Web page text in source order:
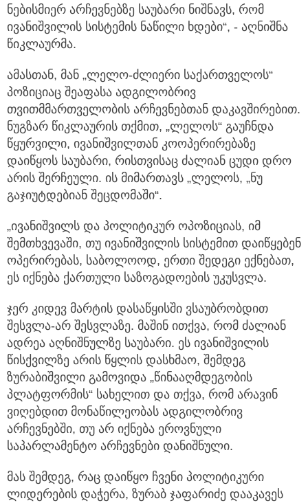
ნებისმიერ არჩევნებზე საუბარი ნიშნავს, რომ
ივანიშვილის სისტემის ნაწილი ხდები“, - აღნიშნა
წიკლაურმა.
ამასთან, მან „ლელო-ძლიერი საქართველოს“
პოზიციაც შეაფასა ადგილობრივ
თვითმმართველობის არჩევნებთან დაკავშირებით.
ნუგზარ წიკლაურის თქმით, „ლელოს“ გაუჩნდა
წყურვილი, ივანიშვილთან კოოპერირებაზე
დაიწყოს საუბარი, რისთვისაც ძალიან ცუდი დრო
არის შერჩეული. ის მიმართავს „ლელოს, „ნუ
გაჯიუტდებიან შეცდომაში“.
„ივანიშვილს და პოლიტიკურ ოპოზიციას, იმ
შემთხვევაში, თუ ივანიშვილის სისტემით დაიწყებენ
ოპერირებას, საბოლოოდ, ერთი შედეგი ექნებათ,
ეს იქნება ქართული საზოგადოების უკუსვლა.
ჯერ კიდევ მარტის დასაწყისში ვსაუბრობდით
შესვლა-არ შესვლაზე. მაშინ ითქვა, რომ ძალიან
ადრეა აღნიშნულზე საუბარი. ეს ივანიშვილის
წისქვილზე არის წყლის დასხმაო, შემდეგ
ზურაბიშვილი გამოვიდა „წინააღმდეგობის
პლატფორმის“ სახელით და თქვა, რომ არავინ
ვიღებდით მონაწილეობას ადგილობრივ
არჩევნებში, თუ არ იქნება ეროვნული
საპარლამენტო არჩევნები დანიშნული.
მას შემდეგ, რაც დაიწყო ჩვენი პოლიტიკური
ლიდერების დაჭერა, ზურაბ ჯაფარიძე დააკავეს